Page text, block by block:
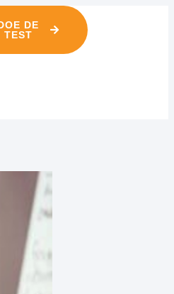
DE
TEST